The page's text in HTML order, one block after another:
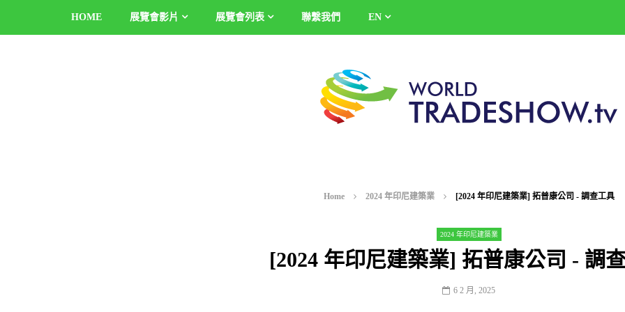
HOME 展覽會影片 展覽會列表 聯繫我們 EN
Home 2024 年印尼建築業 [2024 年印尼建築業] 拓普康公司 - 調查工具
2024 年印尼建築業
[2024 年印尼建築業] 拓普康公司 - 調
6 2 月, 2025